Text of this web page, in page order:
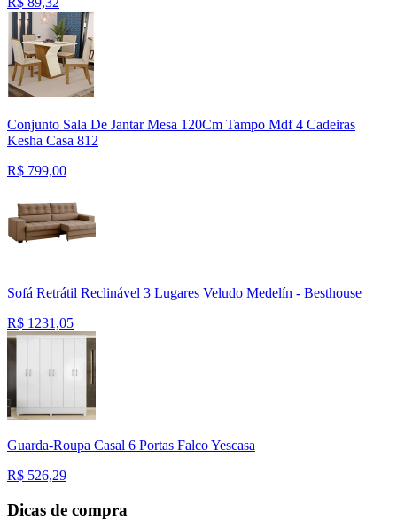
Conjunto Sala De Jantar Mesa 120Cm Tampo Mdf 4 Cadeiras
Kesha Casa 812
R$ 799,00
Sofá Retrátil Reclinável 3 Lugares Veludo Medelín - Besthouse
R$ 1231,05
Guarda-Roupa Casal 6 Portas Falco Yescasa
R$ 526,29
Dicas de compra